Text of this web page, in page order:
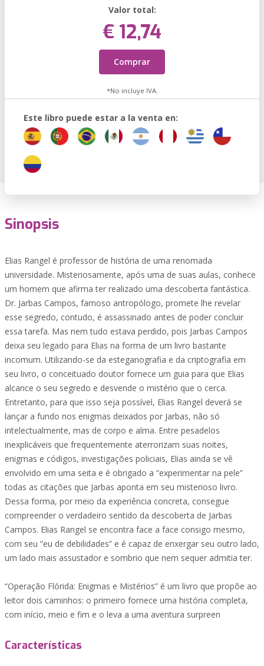
Valor total:
€ 12,74
Comprar
*No incluye IVA.
Este libro puede estar a la venta en:
Sinopsis
Elias Rangel é professor de história de uma renomada
universidade. Misteriosamente, após uma de suas aulas, conhece
um homem que afirma ter realizado uma descoberta fantástica.
Dr. Jarbas Campos, famoso antropólogo, promete lhe revelar
esse segredo, contudo, é assassinado antes de poder concluir
essa tarefa. Mas nem tudo estava perdido, pois Jarbas Campos
deixa seu legado para Elias na forma de um livro bastante
incomum. Utilizando-se da esteganografia e da criptografia em
seu livro, o conceituado doutor fornece um guia para que Elias
alcance o seu segredo e desvende o mistério que o cerca.
Entretanto, para que isso seja possível, Elias Rangel deverá se
lançar a fundo nos enigmas deixados por Jarbas, não só
intelectualmente, mas de corpo e alma. Entre pesadelos
inexplicáveis que frequentemente aterrorizam suas noites,
enigmas e códigos, investigações policiais, Elias ainda se vê
envolvido em uma seita e é obrigado a “experimentar na pele”
todas as citações que Jarbas aponta em seu misterioso livro.
Dessa forma, por meio da experiência concreta, consegue
compreender o verdadeiro sentido da descoberta de Jarbas
Campos. Elias Rangel se encontra face a face consigo mesmo,
com seu “eu de debilidades” e é capaz de enxergar seu outro lado,
um lado mais assustador e sombrio que nem sequer admitia ter.
“Operação Flórida: Enigmas e Mistérios” é um livro que propõe ao
leitor dois caminhos: o primeiro fornece uma história completa,
com início, meio e fim e o leva a uma aventura surpreen
Características